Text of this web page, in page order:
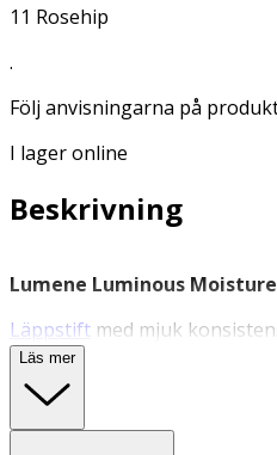
11 Rosehip
.
Följ anvisningarna på
I lager online
Beskrivning
Lumene Luminous
Läppstift med mjuk
känsla på läpparna.
fröoljor från bär, samt
Läs mer